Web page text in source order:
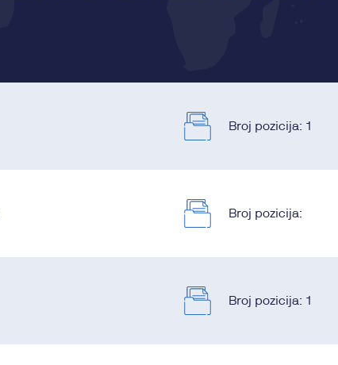
Broj pozicija: 1
Broj pozicija:
Broj pozicija: 1